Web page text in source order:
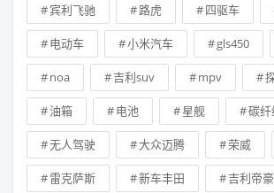
宾利飞驰 路虎 四驱车
电动车 小米汽车 gls450
noa 吉利suv mpv
油箱 电池 星舰 碳纤
无人驾驶 大众迈腾 荣威
雷克萨斯 新车丰田 吉利帝豪